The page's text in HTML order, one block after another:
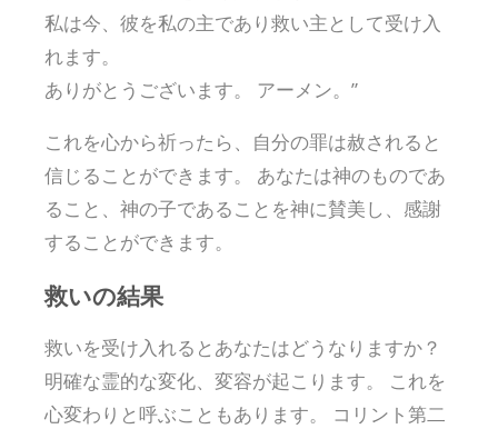
私は今、彼を私の主であり救い主として受け入
れます。
ありがとうございます。 アーメン。”
これを心から祈ったら、自分の罪は赦されると
信じることができます。 あなたは神のものであ
ること、神の子であることを神に賛美し、感謝
することができます。
救いの結果
救いを受け入れるとあなたはどうなりますか？
明確な霊的な変化、変容が起こります。 これを
心変わりと呼ぶこともあります。 コリント第二